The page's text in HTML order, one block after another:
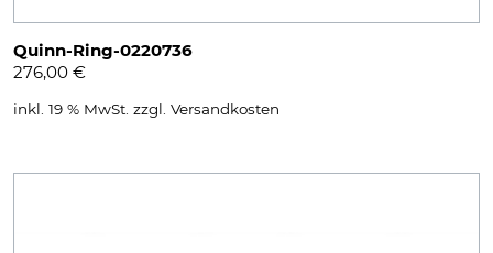
Quinn-Ring-0220736
276,00 €
inkl. 19 % MwSt. zzgl. Versandkosten